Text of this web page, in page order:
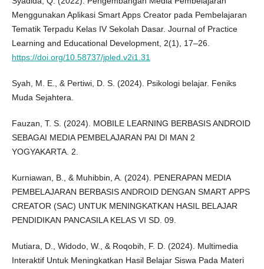
Menggunakan Aplikasi Smart Apps Creator pada Pembelajaran
Tematik Terpadu Kelas IV Sekolah Dasar. Journal of Practice
Learning and Educational Development, 2(1), 17–26.
https://doi.org/10.58737/jpled.v2i1.31
Syah, M. E., & Pertiwi, D. S. (2024). Psikologi belajar. Feniks
Muda Sejahtera.
Fauzan, T. S. (2024). MOBILE LEARNING BERBASIS ANDROID
SEBAGAI MEDIA PEMBELAJARAN PAI DI MAN 2
YOGYAKARTA. 2.
Kurniawan, B., & Muhibbin, A. (2024). PENERAPAN MEDIA
PEMBELAJARAN BERBASIS ANDROID DENGAN SMART APPS
CREATOR (SAC) UNTUK MENINGKATKAN HASIL BELAJAR
PENDIDIKAN PANCASILA KELAS VI SD. 09.
Mutiara, D., Widodo, W., & Roqobih, F. D. (2024). Multimedia
Interaktif Untuk Meningkatkan Hasil Belajar Siswa Pada Materi